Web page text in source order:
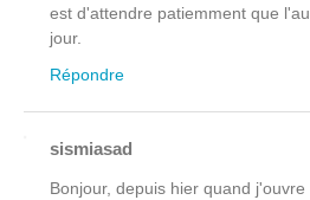
est d'attendre patiemment que
jour.
Répondre
sismiasad
Bonjour, depuis hier quand